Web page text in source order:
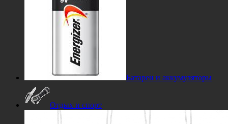
Батареи и аккумуляторы
Отдых и спорт